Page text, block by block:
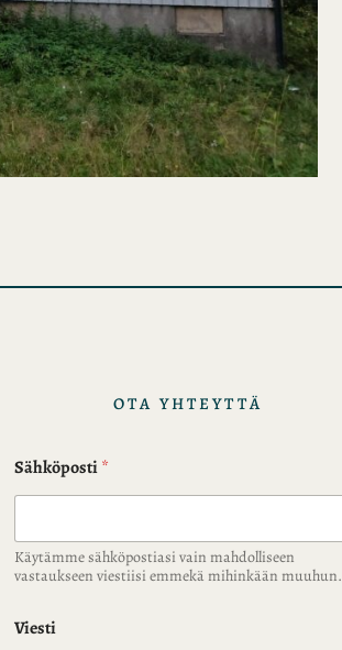
OTA YHTEYTTÄ
Sähköposti*
Käytämme sähköpostiasi vain mahdolliseen
vastaukseen viestiisi emmekä mihinkään muuhun.
Viesti